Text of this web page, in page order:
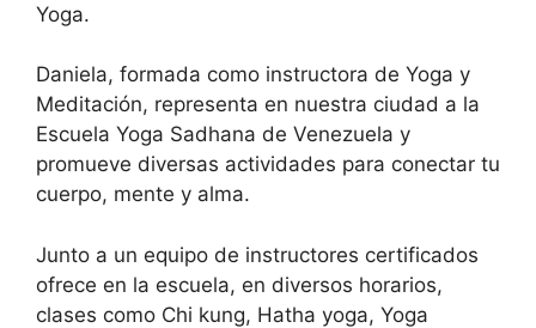
Yoga.
Daniela, formada como instructora de Yoga y
Meditación, representa en nuestra ciudad a la
Escuela Yoga Sadhana de Venezuela y
promueve diversas actividades para conectar tu
cuerpo, mente y alma.
Junto a un equipo de instructores certificados
ofrece en la escuela, en diversos horarios,
clases como Chi kung, Hatha yoga, Yoga